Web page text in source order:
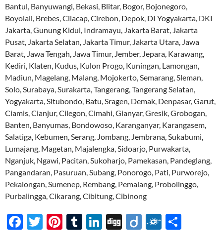
Bantul, Banyuwangi, Bekasi, Blitar, Bogor, Bojonegoro,
Boyolali, Brebes, Cilacap, Cirebon, Depok, DI Yogyakarta, DKI
Jakarta, Gunung Kidul, Indramayu, Jakarta Barat, Jakarta
Pusat, Jakarta Selatan, Jakarta Timur, Jakarta Utara, Jawa
Barat, Jawa Tengah, Jawa Timur, Jember, Jepara, Karawang,
Kediri, Klaten, Kudus, Kulon Progo, Kuningan, Lamongan,
Madiun, Magelang, Malang, Mojokerto, Semarang, Sleman,
Solo, Surabaya, Surakarta, Tangerang, Tangerang Selatan,
Yogyakarta, Situbondo, Batu, Sragen, Demak, Denpasar, Garut,
Ciamis, Cianjur, Cilegon, Cimahi, Gianyar, Gresik, Grobogan,
Banten, Banyumas, Bondowoso, Karanganyar, Karangasem,
Salatiga, Kebumen, Serang, Jombang, Jembrana, Sukabumi,
Lumajang, Magetan, Majalengka, Sidoarjo, Purwakarta,
Nganjuk, Ngawi, Pacitan, Sukoharjo, Pamekasan, Pandeglang,
Pangandaran, Pasuruan, Subang, Ponorogo, Pati, Purworejo,
Pekalongan, Sumenep, Rembang, Pemalang, Probolinggo,
Purbalingga, Cikarang, Cibitung, Cibinong
F
T
Pi T
Li
Di Di F